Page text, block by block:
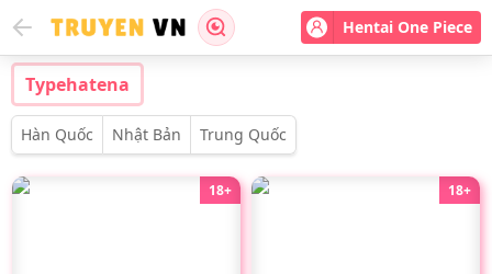
Hentai One Piece
Typehatena
Hàn Quốc Nhật Bản Trung Quốc
18+ 18+